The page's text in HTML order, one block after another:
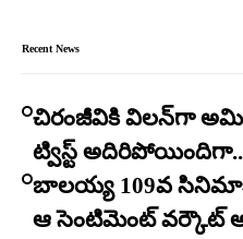
Recent News
చిరంజీవికి విలన్‌గా
ట్విస్ట్
బాలయ్య 109వ
ఆ సెంటిమెంట్